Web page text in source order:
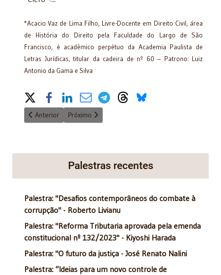
*Acacio Vaz de Lima Filho, Livre-Docente em Direito Civil, área
de História do Direito pela Faculdade do Largo de São
Francisco, é acadêmico perpétuo da Academia Paulista de
Letras Jurídicas, titular da cadeira de nº 60 – Patrono: Luiz
Antonio da Gama e Silva
Share on Social Media
Artigo anterior: O SÉCULO XIX, O MARXISMO E O DIREITO
Anterior Próximo artigo: Independência, harmonia dos
Próximo
Palestras recentes
Palestra: "Desafios contemporâneos do combate à
corrupção" - Roberto Livianu
Palestra: "Reforma Tributaria aprovada pela emenda
constitucional nº 132/2023" - Kiyoshi Harada
Palestra: "O futuro da justiça - José Renato Nalini
Palestra: “Ideias para um novo controle de